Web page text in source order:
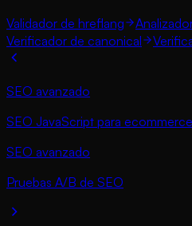
Validador de hreflang
Verificador de canonical
SEO avanzado
SEO JavaScript para ecommerce
SEO avanzado
Pruebas A/B de SEO